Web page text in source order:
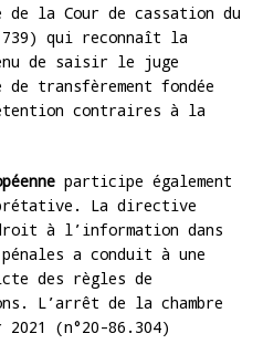
la Cour de cassation du
qui reconnaît la
de saisir le juge
de transfèrement fondée
contraires à la
participe également
La directive
à l’information dans
a conduit à une
des règles de
L’arrêt de la chambre
(n°20-86.304)